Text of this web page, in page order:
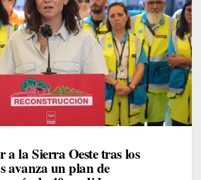
a la Sierra Oeste tras los
avanza un plan de